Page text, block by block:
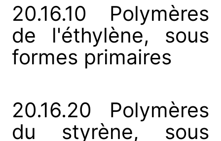
20.16.10 Polymères
de l'éthylène, sous
formes primaires
20.16.20 Polymères
du styrène, sous